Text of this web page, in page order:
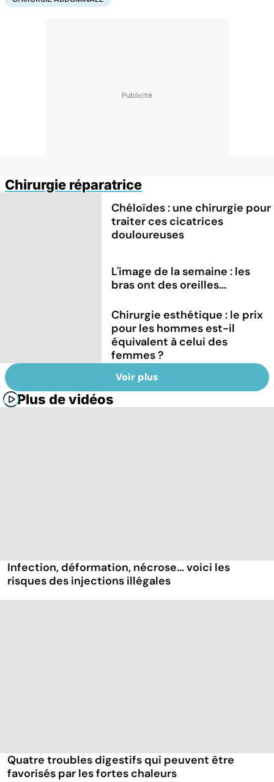
Chirurgie réparatrice
Chéloïdes : une chirurgie pour
traiter ces cicatrices
douloureuses
L'image de la semaine : les
bras ont des oreilles...
Chirurgie esthétique : le prix
pour les hommes est-il
équivalent à celui des
femmes ?
Voir plus
Plus de vidéos
Infection, déformation, nécrose... voici les
risques des injections illégales
Quatre troubles digestifs qui peuvent être
favorisés par les fortes chaleurs